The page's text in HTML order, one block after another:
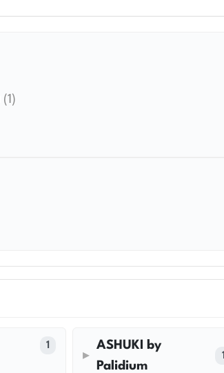
(1)
1
ASHUKI by
Palidium
1